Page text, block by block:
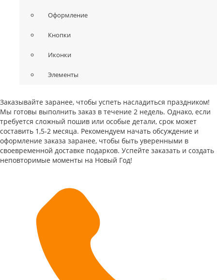
Оформление
Кнопки
Иконки
Элементы
Заказывайте заранее, чтобы успеть насладиться праздником!
Мы готовы выполнить заказ в течение 2 недель. Однако, если
требуется сложный пошив или особые детали, срок может
составить 1,5-2 месяца. Рекомендуем начать обсуждение и
оформление заказа заранее, чтобы быть уверенными в
своевременной доставке подарков. Успейте заказать и создать
неповторимые моменты на Новый Год!